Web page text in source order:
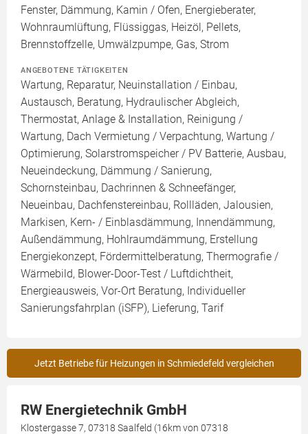
Fenster, Dämmung, Kamin / Ofen, Energieberater,
Wohnraumlüftung, Flüssiggas, Heizöl, Pellets,
Brennstoffzelle, Umwälzpumpe, Gas, Strom
ANGEBOTENE TÄTIGKEITEN
Wartung, Reparatur, Neuinstallation / Einbau,
Austausch, Beratung, Hydraulischer Abgleich,
Thermostat, Anlage & Installation, Reinigung /
Wartung, Dach Vermietung / Verpachtung, Wartung /
Optimierung, Solarstromspeicher / PV Batterie, Ausbau,
Neueindeckung, Dämmung / Sanierung,
Schornsteinbau, Dachrinnen & Schneefänger,
Neueinbau, Dachfenstereinbau, Rollläden, Jalousien,
Markisen, Kern- / Einblasdämmung, Innendämmung,
Außendämmung, Hohlraumdämmung, Erstellung
Energiekonzept, Fördermittelberatung, Thermografie /
Wärmebild, Blower-Door-Test / Luftdichtheit,
Energieausweis, Vor-Ort Beratung, Individueller
Sanierungsfahrplan (iSFP), Lieferung, Tarif
Jetzt Betriebe für Heizungen in Schmiedefeld vergleichen
RW Energietechnik GmbH
Klostergasse 7, 07318 Saalfeld (16km von 07318